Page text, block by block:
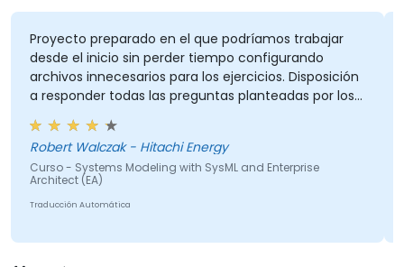
preparado en el que podríamos trabajar
el inicio sin perder tiempo configurando
innecesarios para los ejercicios. Disposición
todas las preguntas planteadas por los
Walczak - Hitachi Energy
- Systems Modeling with SysML and Enterprise
(EA)
Automática